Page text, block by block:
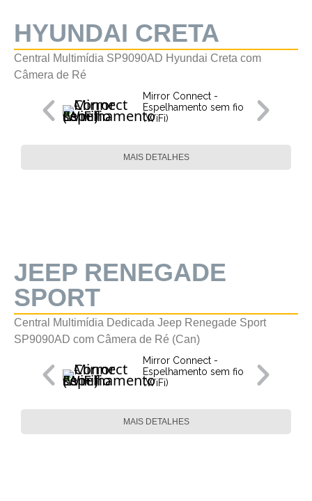
HYUNDAI CRETA
Central Multimídia SP9090AD Hyundai Creta com
Câmera de Ré
Mirror Connect -
Espelhamento sem fio
(WiFi)
MAIS DETALHES
JEEP RENEGADE
SPORT
Central Multimídia Dedicada Jeep Renegade Sport
SP9090AD com Câmera de Ré (Can)
Mirror Connect -
Espelhamento sem fio
(WiFi)
MAIS DETALHES